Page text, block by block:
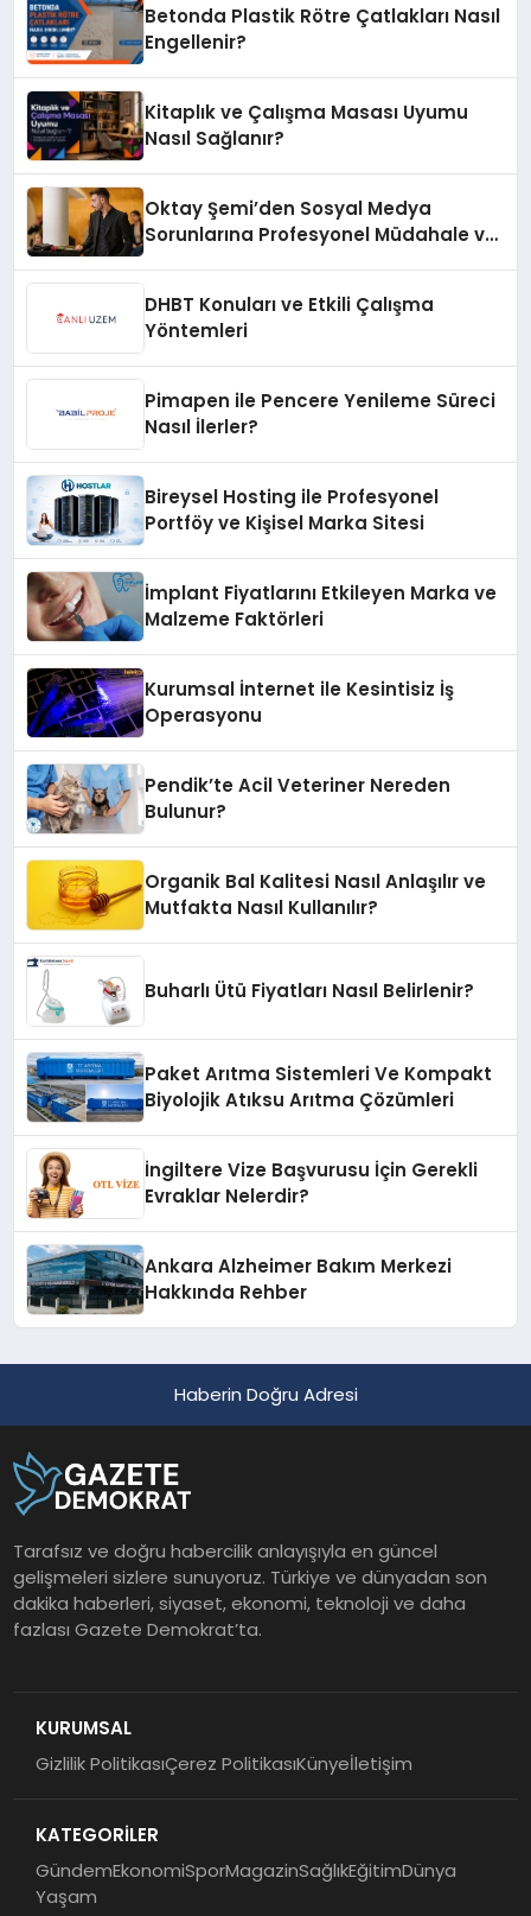
Betonda Plastik Rötre Çatlakları Nasıl
Engellenir?
Kitaplık ve Çalışma Masası Uyumu
Nasıl Sağlanır?
Oktay Şemi’den Sosyal Medya
Sorunlarına Profesyonel Müdahale ve
DHBT Konuları ve Etkili Çalışma
Yöntemleri
Pimapen ile Pencere Yenileme Süreci
Nasıl İlerler?
Bireysel Hosting ile Profesyonel
Portföy ve Kişisel Marka Sitesi
İmplant Fiyatlarını Etkileyen Marka ve
Malzeme Faktörleri
Kurumsal İnternet ile Kesintisiz İş
Operasyonu
Pendik’te Acil Veteriner Nereden
Bulunur?
Organik Bal Kalitesi Nasıl Anlaşılır ve
Mutfakta Nasıl Kullanılır?
Buharlı Ütü Fiyatları Nasıl Belirlenir?
Paket Arıtma Sistemleri Ve Kompakt
Biyolojik Atıksu Arıtma Çözümleri
İngiltere Vize Başvurusu İçin Gerekli
Evraklar Nelerdir?
Ankara Alzheimer Bakım Merkezi
Hakkında Rehber
Haberin Doğru Adresi
Tarafsız ve doğru habercilik anlayışıyla en güncel
gelişmeleri sizlere sunuyoruz. Türkiye ve dünyadan son
dakika haberleri, siyaset, ekonomi, teknoloji ve daha
fazlası Gazete Demokrat’ta.
KURUMSAL
Gizlilik PolitikasıÇerez PolitikasıKünyeİletişim
KATEGORİLER
GündemEkonomiSporMagazinSağlıkEğitimDünya
Yaşam